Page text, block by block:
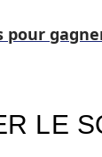
pour
LE